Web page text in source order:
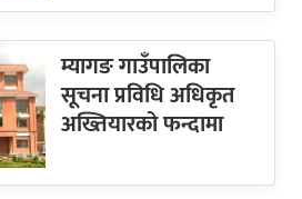
म्यागङ गाउँपालिका
सूचना प्रविधि अधिकृत
अख्तियारको फन्दामा